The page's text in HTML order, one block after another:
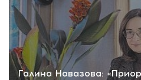
Галина Навазова: